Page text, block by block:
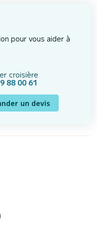
pour vous aider à
croisière
88 00 61
un devis